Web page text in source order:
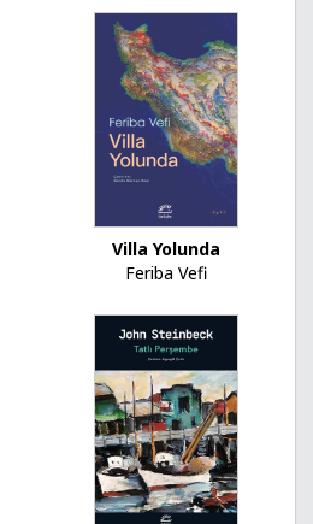
Villa Yolunda
Feriba Vefi